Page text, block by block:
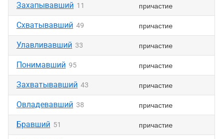
Захапывавший 11 причастие
Схватывавший 49 причастие
Улавливавший 33 причастие
Понимавший 95 причастие
Захватывавший 43 причастие
Овладевавший 38 причастие
Бравший 51 причастие